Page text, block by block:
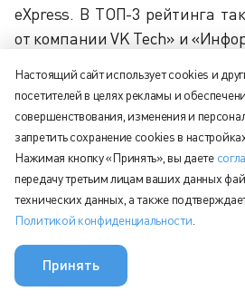
eXpress. В ТОП-3 рейтинга
от компании VK Tech» и
Уникальная методика
следующие критерии:
Общие вопросы.
Функциональные
Типы коммуникаций,
решении.
Безопасность.
Приложения для
Настоящий сайт использует cookies и
посетителей в целях рекламы и
совершенствования, изменения и
запретить сохранение cookies в
Нажимая кнопку «Принять», вы даете
передачу третьим лицам ваших данных
технических данных, а также
Политикой конфиденциальности
Принять